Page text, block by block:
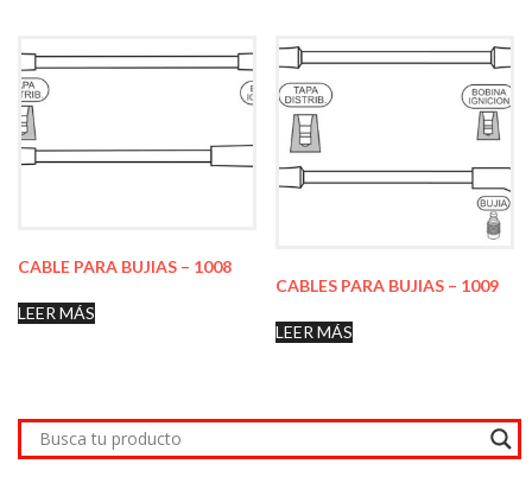
CABLE PARA BUJIAS – 1008
LEER MÁS
CABLES PARA BUJIAS – 1009
LEER MÁS